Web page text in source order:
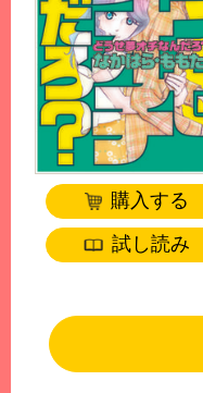
購入する
試し読み